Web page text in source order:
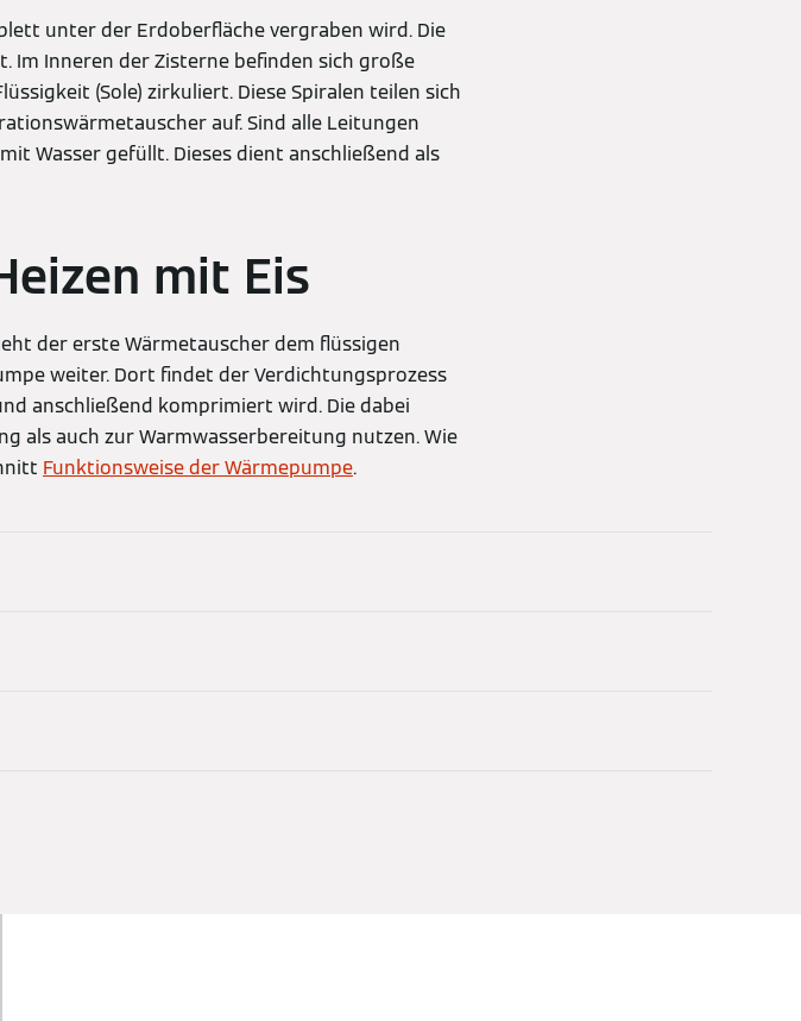
unter der Erdoberfläche vergraben wird. Die
Im Inneren der Zisterne befinden sich große
(Sole) zirkuliert. Diese Spiralen teilen sich
auf. Sind alle Leitungen
Wasser gefüllt. Dieses dient anschließend als
mit Eis
der erste Wärmetauscher dem flüssigen
weiter. Dort findet der Verdichtungsprozess
anschließend komprimiert wird. Die dabei
als auch zur Warmwasserbereitung nutzen. Wie
Funktionsweise der Wärmepumpe.